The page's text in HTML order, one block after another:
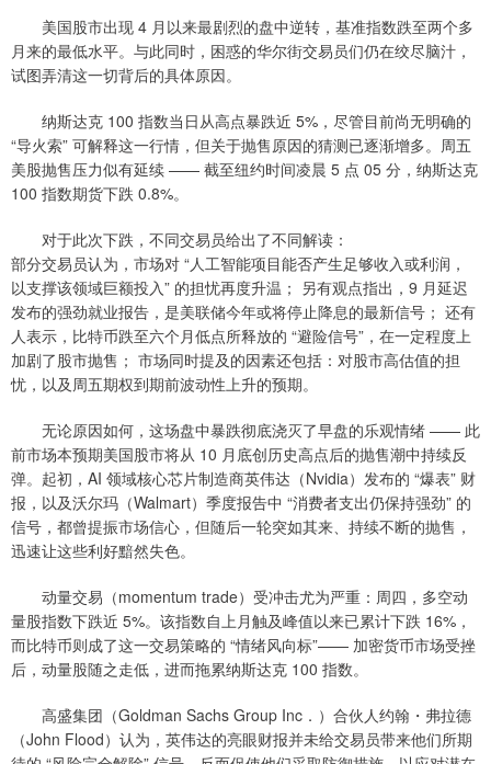
美国股市出现 4 月以来最剧烈的盘中逆转，基准指数跌至两个多
月来的最低水平。与此同时，困惑的华尔街交易员们仍在绞尽脑汁，
试图弄清这一切背后的具体原因。
纳斯达克 100 指数当日从高点暴跌近 5%，尽管目前尚无明确的
“导火索” 可解释这一行情，但关于抛售原因的猜测已逐渐增多。周五
美股抛售压力似有延续 —— 截至纽约时间凌晨 5 点 05 分，纳斯达克
100 指数期货下跌 0.8%。
对于此次下跌，不同交易员给出了不同解读：
部分交易员认为，市场对 “人工智能项目能否产生足够收入或利润，
以支撑该领域巨额投入” 的担忧再度升温； 另有观点指出，9 月延迟
发布的强劲就业报告，是美联储今年或将停止降息的最新信号； 还有
人表示，比特币跌至六个月低点所释放的 “避险信号”，在一定程度上
加剧了股市抛售； 市场同时提及的因素还包括：对股市高估值的担
忧，以及周五期权到期前波动性上升的预期。
无论原因如何，这场盘中暴跌彻底浇灭了早盘的乐观情绪 —— 此
前市场本预期美国股市将从 10 月底创历史高点后的抛售潮中持续反
弹。起初，AI 领域核心芯片制造商英伟达（Nvidia）发布的 “爆表” 财
报，以及沃尔玛（Walmart）季度报告中 “消费者支出仍保持强劲” 的
信号，都曾提振市场信心，但随后一轮突如其来、持续不断的抛售，
迅速让这些利好黯然失色。
动量交易（momentum trade）受冲击尤为严重：周四，多空动
量股指数下跌近 5%。该指数自上月触及峰值以来已累计下跌 16%，
而比特币则成了这一交易策略的 “情绪风向标”—— 加密货币市场受挫
后，动量股随之走低，进而拖累纳斯达克 100 指数。
高盛集团（Goldman Sachs Group Inc．）合伙人约翰・弗拉德
（John Flood）认为，英伟达的亮眼财报并未给交易员带来他们所期